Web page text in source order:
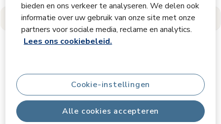
bieden en ons verkeer te analyseren. We delen ook
informatie over uw gebruik van onze site met onze
partners voor sociale media, reclame en analytics.
Lees ons cookiebeleid.
Alle cookies accepteren
Cookie-instellingen
Productinformatie
Productomschrijving
Productinformatie Reviews Deel je Maxi-Cosi-momenten